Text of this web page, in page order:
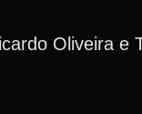
Oliveira e